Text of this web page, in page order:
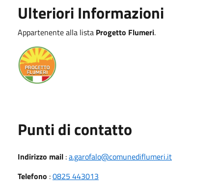
Ulteriori Informazioni
Appartenente alla lista Progetto Flumeri.
Punti di contatto
Indirizzo mail :a.garofalo@comunediflumeri.it
Telefono :0825 443013